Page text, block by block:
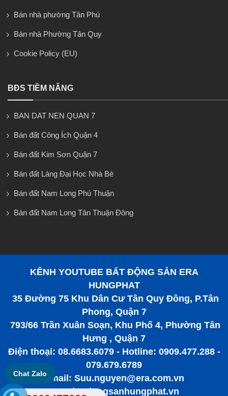
Bán nhà phường Tân Phú
Bán nhà Phường Tân Quy
Cookie Policy (EU)
BĐS TIỀM NĂNG
BAN DAT NEN QUAN 7
Bán đất Công Ích Quận 4
Bán đất Kim Sơn Quận 7
Bán đất Làng Đại Học Nhà Bè
Bán đất Nam Long Phú Thuận
Bán đất Nam Long Tân Thuận Đông
KÊNH YOUTUBE BẤT ĐỘNG SẢN ERA
HUNGPHAT
35 Đường 75 Khu Dân Cư Tân Quy Đông, P.Tân
Phong, Quận 7
793/66 Trần Xuân Soạn, Khu Phố 4, Phường Tân
Hưng , Quận 7
Điện thoại: 08.6683.6079 - Hotline: 0909.477.288 -
079.679.6789
Email: Suu.nguyen@era.com.vn
www.batdongsanhungphat.vn
Chat Zalo